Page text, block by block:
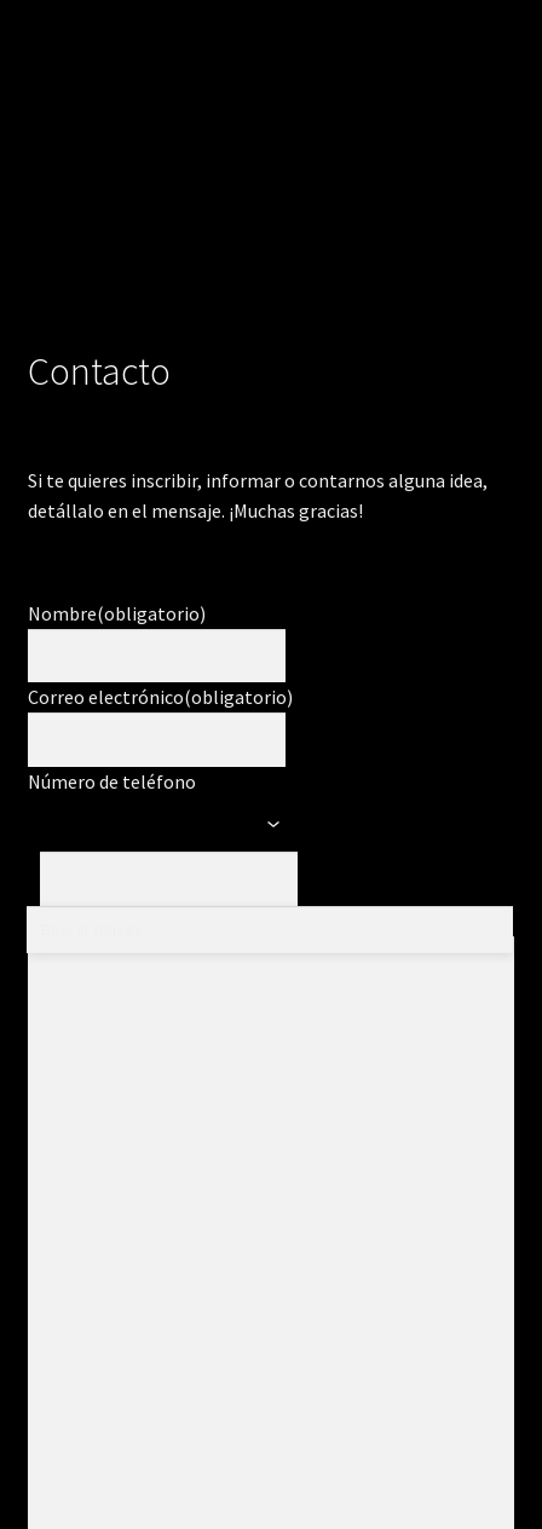
Contacto
Si te quieres inscribir, informar o contarnos alguna idea,
detállalo en el mensaje. ¡Muchas gracias!
Nombre(obligatorio)
Correo electrónico(obligatorio)
Número de teléfono